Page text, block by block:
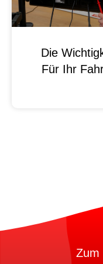
Die
Für Ihr
Zum